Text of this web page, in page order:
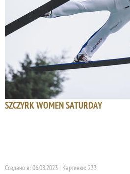
SZCZYRK WOMEN SATURDAY
Создано в: 06.08.2023 | Картинки: 233